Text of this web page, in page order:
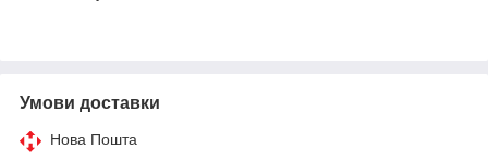
Умови доставки
Нова Пошта